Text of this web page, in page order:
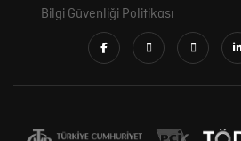
Bilgi Güvenliği Politikası